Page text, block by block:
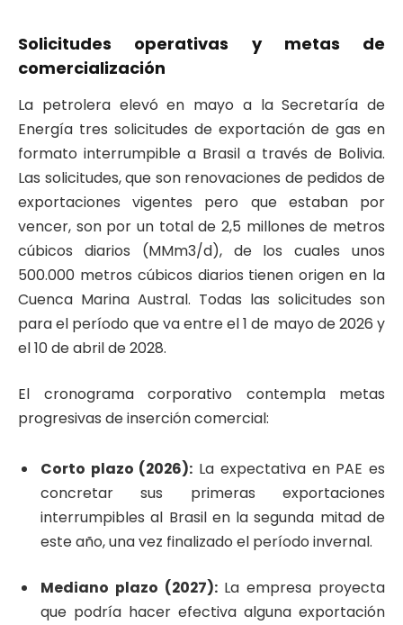
Solicitudes operativas y metas de
comercialización
La petrolera elevó en mayo a la Secretaría de
Energía tres solicitudes de exportación de gas en
formato interrumpible a Brasil a través de Bolivia.
Las solicitudes, que son renovaciones de pedidos de
exportaciones vigentes pero que estaban por
vencer, son por un total de 2,5 millones de metros
cúbicos diarios (MMm3/d), de los cuales unos
500.000 metros cúbicos diarios tienen origen en la
Cuenca Marina Austral. Todas las solicitudes son
para el período que va entre el 1 de mayo de 2026 y
el 10 de abril de 2028.
El cronograma corporativo contempla metas
progresivas de inserción comercial:
Corto plazo (2026): La expectativa en PAE es
concretar sus primeras exportaciones
interrumpibles al Brasil en la segunda mitad de
este año, una vez finalizado el período invernal.
Mediano plazo (2027):La empresa proyecta
que podría hacer efectiva alguna exportación